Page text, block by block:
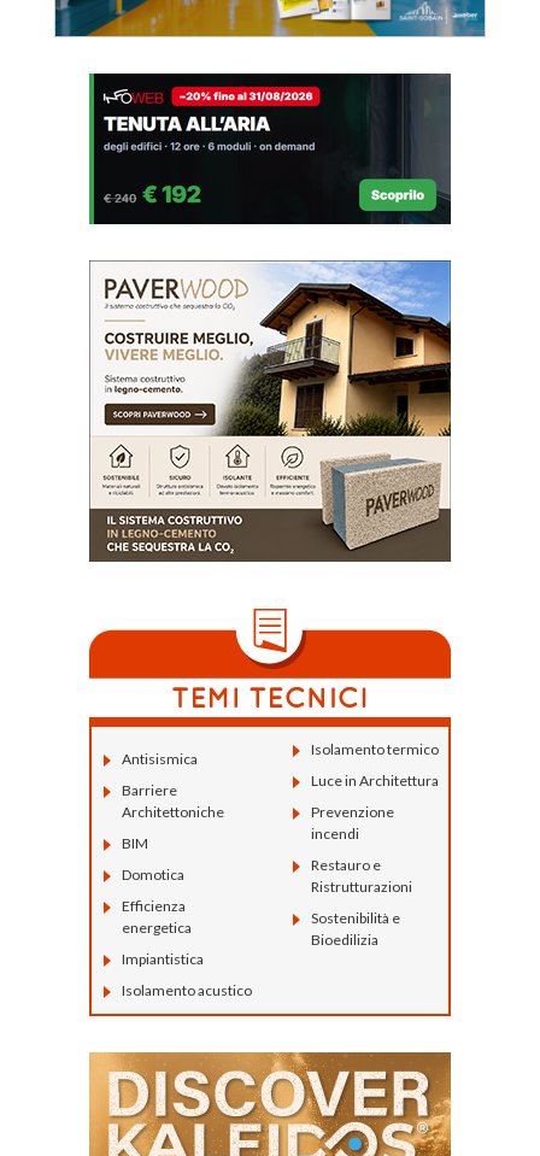
Antisismica
Barriere
Architettoniche
BIM
Domotica
Efficienza
energetica
Impiantistica
Isolamento acustico
Isolamento termico
Luce in Architettura
Prevenzione
incendi
Restauro e
Ristrutturazioni
Sostenibilità e
Bioedilizia